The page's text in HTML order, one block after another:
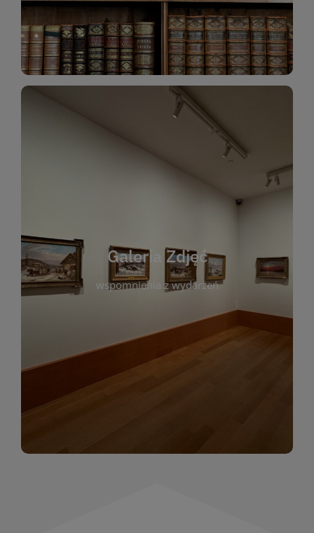
Katalog Zbiorów
Galeria Zdjęć
wspomnienia z wydarzeń
Galeria Zdjęć
wspomnienia z wydarzeń, spotkań i projektów
którym można zobaczyć, jak żyje nasza biblioteka
i jej społeczność. Zdjęcia dokumentują zarówno
uroczyste chwile, jak i codzienne aktywności
czytelników. Regularnie dodajemy nowe galerie,
by każdy mógł powrócić do wyjątkowych
momentów. Zapraszamy do obejrzenia,
wspominania i inspirowania się!